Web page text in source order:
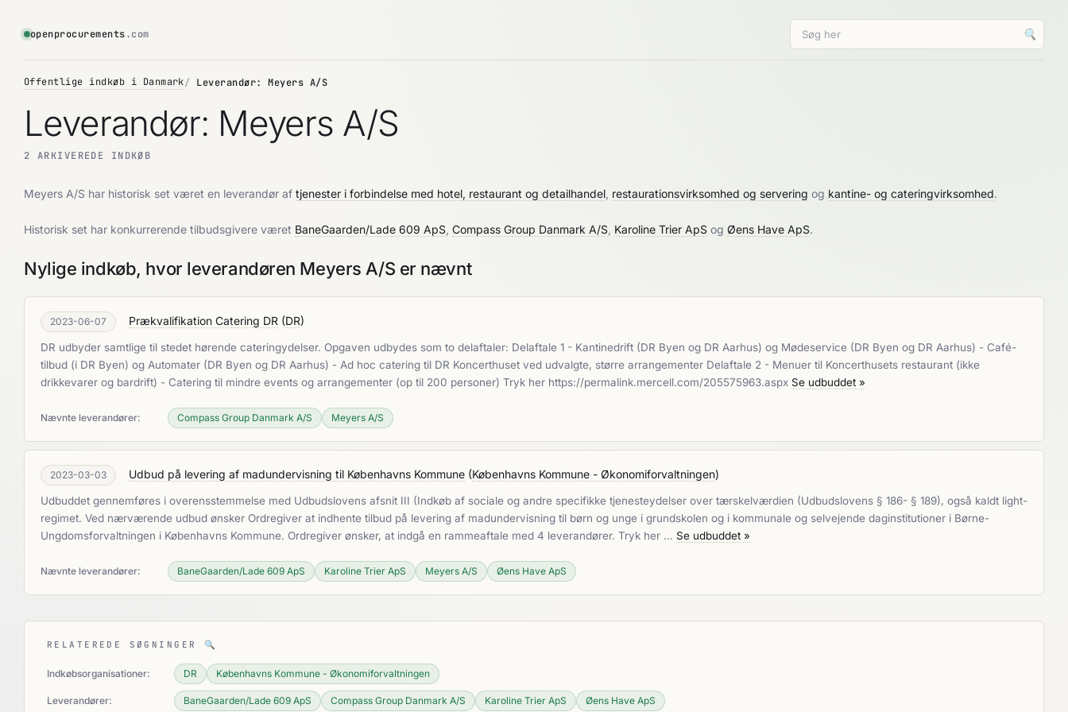
openprocurements.com 🔍
Offentlige indkøb i Danmark Leverandør: Meyers A/S
Leverandør: Meyers A/S
2 ARKIVEREDE INDKØB
Meyers A/S har historisk set været en leverandør af tjenester i forbindelse med hotel, restaurant og detailhandel restaurationsvirksomhed og servering og kantine- og cateringvirksomhed.
Historisk set har konkurrerende tilbudsgivere været BaneGaarden/Lade 609 ApS Compass Group Danmark A/S Karoline Trier ApS og Øens Have ApS.
Nylige indkøb, hvor leverandøren Meyers A/S er nævnt
2023-06-07 Prækvalifikation Catering DR (DR)
DR udbyder samtlige til stedet hørende cateringydelser. Opgaven udbydes som to delaftaler: Delaftale 1 - Kantinedrift (DR Byen og DR Aarhus) og Mødeservice (DR Byen og DR Aarhus) - Café-
tilbud (i DR Byen) og Automater (DR Byen og DR Aarhus) - Ad hoc catering til DR Koncerthuset ved udvalgte, større arrangementer Delaftale 2 - Menuer til Koncerthusets restaurant (ikke
drikkevarer og bardrift) - Catering til mindre events og arrangementer (op til 200 personer) Tryk her https://permalink.mercell.com/205575963.aspx Se udbuddet »
Nævnte leverandører: Compass Group Danmark A/S Meyers A/S
2023-03-03 Udbud på levering af madundervisning til Københavns Kommune (Københavns Kommune - Økonomiforvaltningen)
Udbuddet gennemføres i overensstemmelse med Udbudslovens afsnit III (Indkøb af sociale og andre specifikke tjenesteydelser over tærskelværdien (Udbudslovens § 186- § 189), også kaldt light-
regimet. Ved nærværende udbud ønsker Ordregiver at indhente tilbud på levering af madundervisning til børn og unge i grundskolen og i kommunale og selvejende daginstitutioner i Børne-
Ungdomsforvaltningen i Københavns Kommune. Ordregiver ønsker, at indgå en rammeaftale med 4 leverandører. Tryk her … Se udbuddet »
Nævnte leverandører: BaneGaarden/Lade 609 ApS Karoline Trier ApS Meyers A/S Øens Have ApS
RELATEREDE SØGNINGER 🔍
Indkøbsorganisationer: DR Københavns Kommune - Økonomiforvaltningen
Leverandører: BaneGaarden/Lade 609 ApS Compass Group Danmark A/S Karoline Trier ApS Øens Have ApS